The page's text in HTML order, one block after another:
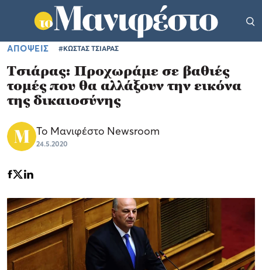
ΑΠΟΨΕΙΣ #ΚΩΣΤΑΣ ΤΣΙΑΡΑΣ
Τσιάρας: Προχωράμε σε βαθιές
τομές που θα αλλάξουν την εικόνα
της δικαιοσύνης
Το Μανιφέστο Newsroom
24.5.2020